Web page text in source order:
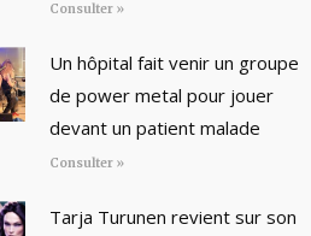
Consulter »
Un hôpital fait venir un groupe
de power metal pour jouer
devant un patient malade
Consulter »
Tarja Turunen revient sur son